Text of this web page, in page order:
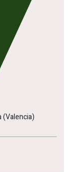
(Valencia)